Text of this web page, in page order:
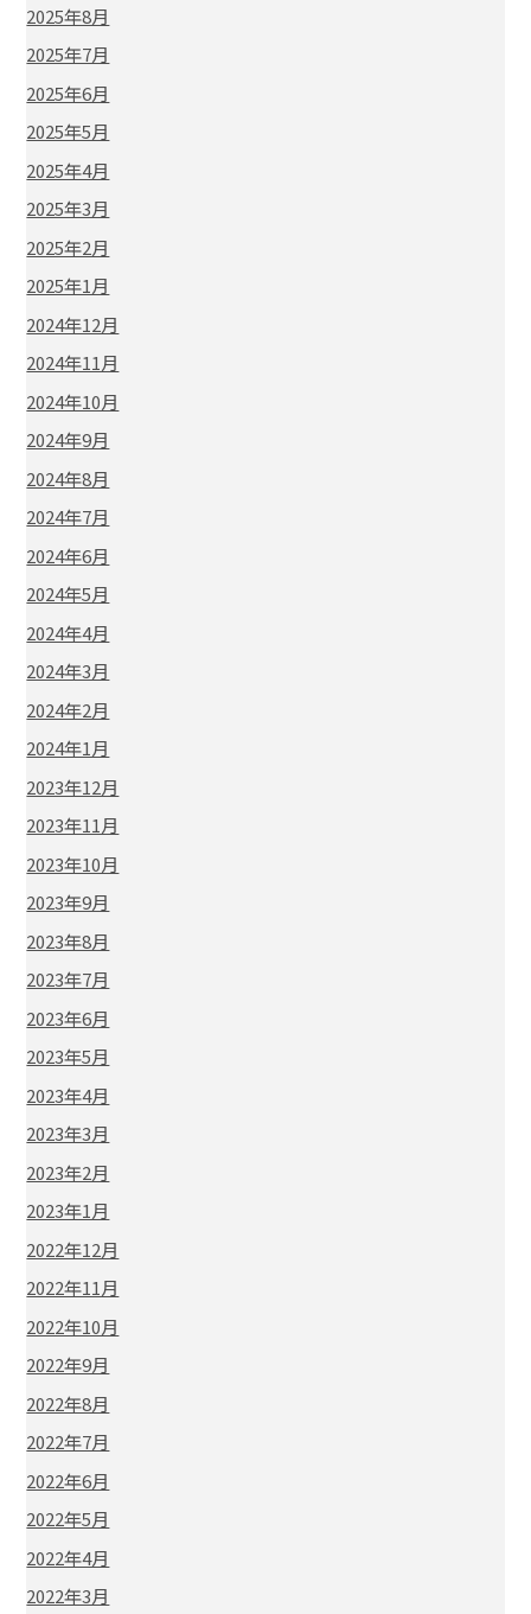
2025年8月
2025年7月
2025年6月
2025年5月
2025年4月
2025年3月
2025年2月
2025年1月
2024年12月
2024年11月
2024年10月
2024年9月
2024年8月
2024年7月
2024年6月
2024年5月
2024年4月
2024年3月
2024年2月
2024年1月
2023年12月
2023年11月
2023年10月
2023年9月
2023年8月
2023年7月
2023年6月
2023年5月
2023年4月
2023年3月
2023年2月
2023年1月
2022年12月
2022年11月
2022年10月
2022年9月
2022年8月
2022年7月
2022年6月
2022年5月
2022年4月
2022年3月